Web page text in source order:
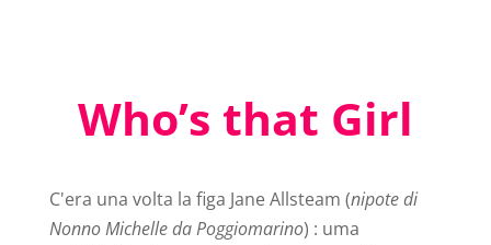
Who’s that Girl
C'era una volta la figa Jane Allsteam (nipote di
Nonno Michelle da Poggiomarino) : uma